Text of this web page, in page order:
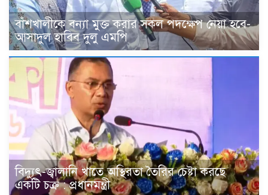
বাঁশখালীকে বন্যা মুক্ত করার সকল পদক্ষেপ নেয়া হবে-
আসাদুল হাবিব দুলু এমপি
বিদ্যুৎ-জ্বালানি খাতে অস্থিরতা তৈরির চেষ্টা করছে
একটি চক্র : প্রধানমন্ত্রী